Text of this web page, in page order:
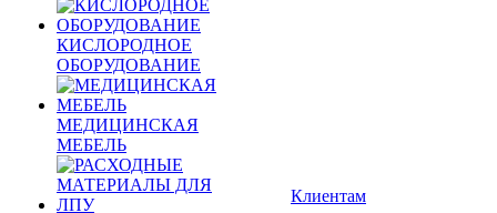
КИСЛОРОДНОЕ
ОБОРУДОВАНИЕ
МЕДИЦИНСКАЯ
МЕБЕЛЬ
Клиентам